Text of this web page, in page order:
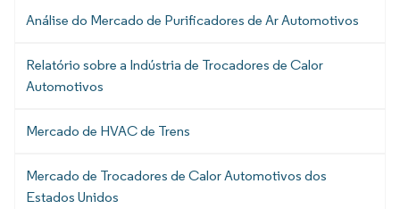
Análise do Mercado de Purificadores de Ar Automotivos
Relatório sobre a Indústria de Trocadores de Calor
Automotivos
Mercado de HVAC de Trens
Mercado de Trocadores de Calor Automotivos dos
Estados Unidos